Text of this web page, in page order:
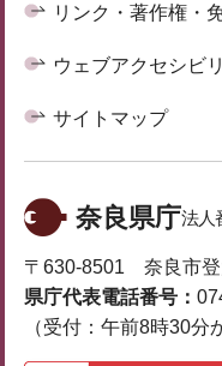
リンク・著作権・
ウェブアクセシビ
サイトマップ
奈良県庁法人
〒630-8501 奈良市登
県庁代表電話番号：
（受付：午前8時30分